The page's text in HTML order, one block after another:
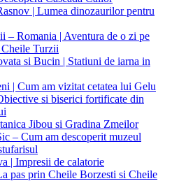
| Lumea dinozaurilor pentru
– Romania | Aventura de o zi pe
Turzii
si Bucin | Statiuni de iarna in
| Cum am vizitat cetatea lui Gelu
si biserici fortificate din
Jibou si Gradina Zmeilor
– Cum am descoperit muzeul
| Impresii de calatorie
pas prin Cheile Borzesti si Cheile